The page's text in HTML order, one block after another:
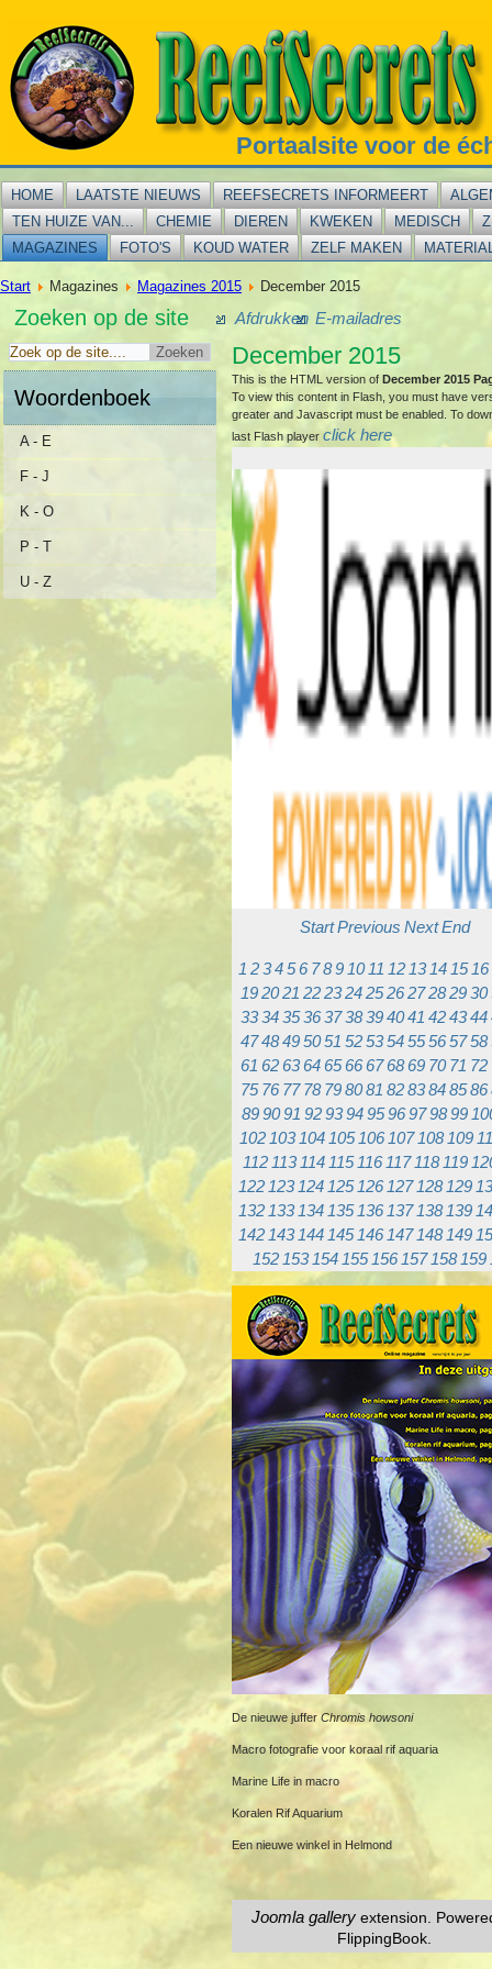
Portaalsite voor de
HOME LAATSTE NIEUWS REEFSECRETS INFORMEERT
TEN HUIZE VAN...
CHEMIE DIEREN KWEKEN MEDISCH
MAGAZINES
FOTO'S KOUD WATER ZELF MAKEN
Start Magazines Magazines 2015 December 2015
Zoeken op de site
Woordenboek
A - E
F - J
K - O
P - T
U - Z
Afdrukken E-mailadres
December 2015
This is the HTML version of December 2015
To view this content in Flash, you must have
greater and Javascript must be enabled. To
last Flash player click here
Start Previous Next End
1 2345 6 789 10 11 12 13 14 15 16
19 20 21 22 23 24 25 26 27 28 29 30
33 34 35 36 37 38 39 40 41 42 43 44
47 48 49 50 51 52 53 54 55 56 57 58
61 62 63 64 65 66 67 68 69 70 71 72
75 76 77 78 79 80 81 82 83 84 85 86
899091 9293949596979899
102 103 104 105 106 107 108 109
112 113 114 115 116 117 118 119
122 123 124 125 126 127 128 129
132 133 134 135 136 137 138 139
142 143 144 145 146 147 148 149
152 153 154 155 156 157 158 159
De nieuwe juffer Chromis howsoni
Macro fotografie voor koraal rif aquaria
Marine Life in macro
Koralen Rif Aquarium
Een nieuwe winkel in Helmond
Joomla galleryextension.
FlippingBook.